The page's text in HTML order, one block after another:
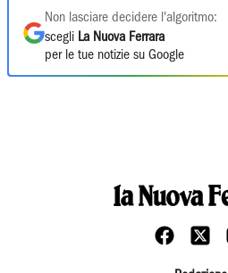
Non lasciare decidere l'algoritmo:
scegli La Nuova Ferrara
per le tue notizie su Google